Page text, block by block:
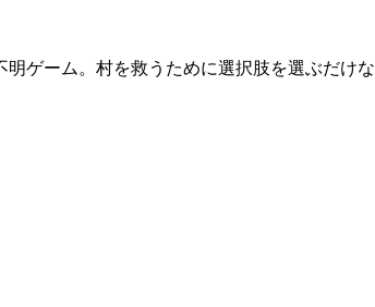
ゲーム。村を救うために選択肢を選ぶだけ